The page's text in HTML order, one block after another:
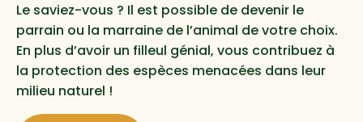
Le saviez-vous ? Il est possible de devenir le
parrain ou la marraine de l’animal de votre choix.
En plus d’avoir un filleul génial, vous contribuez à
la protection des espèces menacées dans leur
milieu naturel !